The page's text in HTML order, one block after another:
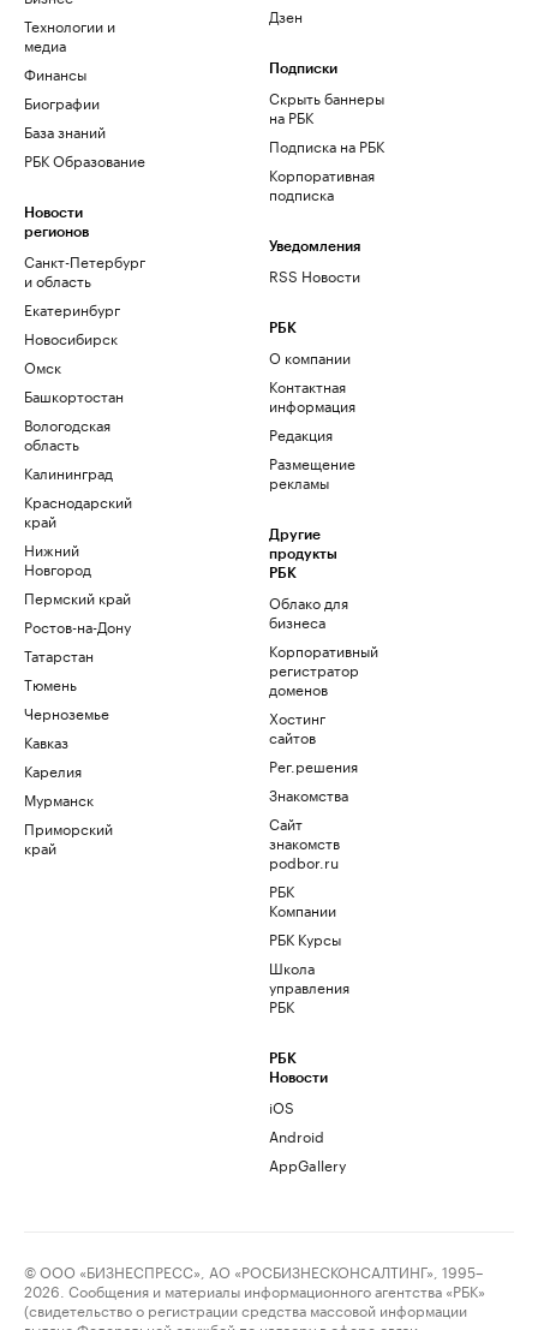
Технологии и
медиа
Финансы
Биографии
База знаний
РБК Образование
Новости
регионов
Санкт-Петербург
и область
Екатеринбург
Новосибирск
Омск
Башкортостан
Вологодская
область
Калининград
Краснодарский
край
Нижний
Новгород
Пермский край
Ростов-на-Дону
Татарстан
Тюмень
Черноземье
Кавказ
Карелия
Мурманск
Приморский
край
Дзен
Подписки
Скрыть баннеры
на РБК
Подписка на РБК
Корпоративная
подписка
Уведомления
RSS Новости
РБК
О компании
Контактная
информация
Редакция
Размещение
рекламы
Другие
продукты
РБК
Облако для
бизнеса
Корпоративный
регистратор
доменов
Хостинг
сайтов
Рег.решения
Знакомства
Сайт
знакомств
podbor.ru
РБК
Компании
РБК Курсы
Школа
управления
РБК
РБК
Новости
iOS
Android
AppGallery
© ООО «БИЗНЕСПРЕСС», АО «РОСБИЗНЕСКОНСАЛТИНГ», 1995–
2026. Сообщения и материалы информационного агентства «РБК»
(свидетельство о регистрации средства массовой информации